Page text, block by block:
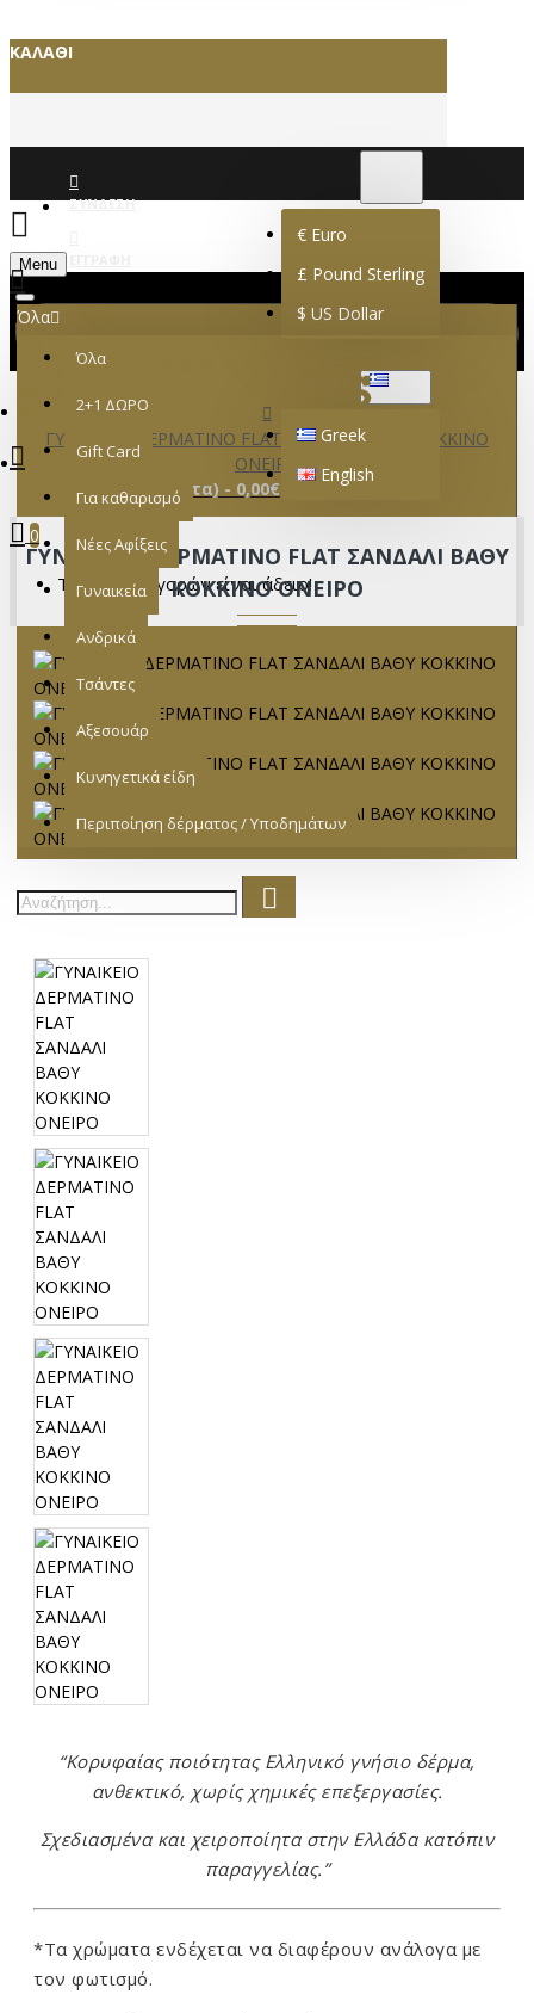
ΚΑΛΆΘΙ
ΣΎΝΔΕΣΗ
€ Euro
£ Pound Sterling
$ US Dollar
Greek
English
Menu
0 προϊόν(τα) - 0,00€
0
Το καλάθι αγορών είναι άδειο!
Όλα
Όλα
2+1 ΔΩΡΟ
Gift Card
Για καθαρισμό
Νέες Αφίξεις
Γυναικεία
Ανδρικά
Τσάντες
Αξεσουάρ
Κυνηγετικά είδη
Περιποίηση δέρματος / Υποδημάτων
ΓΥΝΑΙΚΕΙΟ ΔΕΡΜΑΤΙΝΟ FLAT ΣΑΝΔΑΛΙ ΒΑΘΥ ΚΟΚΚΙΝΟ
ΟΝΕΙΡΟ
ΓΥΝΑΙΚΕΙΟ ΔΕΡΜΑΤΙΝΟ FLAT ΣΑΝΔΑΛΙ ΒΑΘΥ
ΚΟΚΚΙΝΟ ΟΝΕΙΡΟ
“Κορυφαίας ποιότητας Ελληνικό γνήσιο δέρμα,
ανθεκτικό, χωρίς χημικές επεξεργασίες.
Σχεδιασμένα και χειροποίητα στην Ελλάδα κατόπιν
παραγγελίας.”
*Τα χρώματα ενδέχεται να διαφέρουν ανάλογα με
τον φωτισμό.